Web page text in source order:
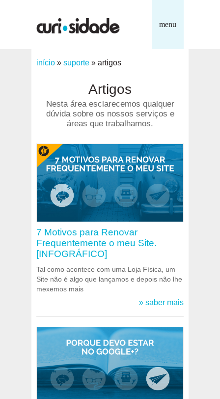
menu
início » suporte » artigos
Artigos
Nesta área esclarecemos qualquer
dúvida sobre os nossos serviços e
áreas que trabalhamos.
7 Motivos para Renovar
Frequentemente o meu Site.
[INFOGRÁFICO]
Tal como acontece com uma Loja Física, um
Site não é algo que lançamos e depois não lhe
mexemos mais
» saber mais